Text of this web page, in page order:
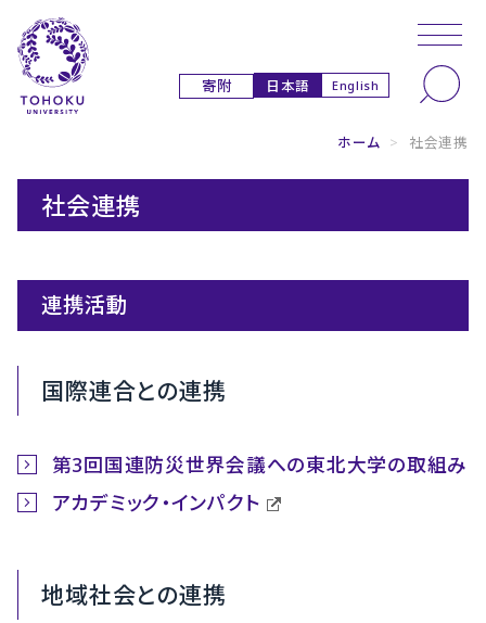
寄附 日本語 English
ホーム > 社会連携
社会連携
連携活動
国際連合との連携
第3回国連防災世界会議への東北大学の取組み
アカデミック・インパクト
地域社会との連携